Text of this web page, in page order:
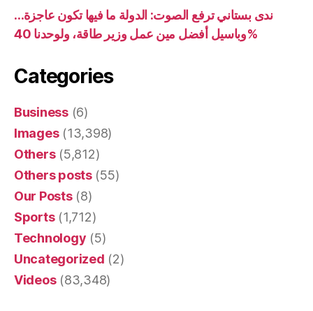
ندى بستاني ترفع الصوت: الدولة ما فيها تكون عاجزة…
وباسيل أفضل مين عمل وزير طاقة، ولوحدنا 40%
Categories
Business(6)
Images(13,398)
Others(5,812)
Others posts(55)
Our Posts(8)
Sports(1,712)
Technology (5)
Uncategorized (2)
Videos(83,348)